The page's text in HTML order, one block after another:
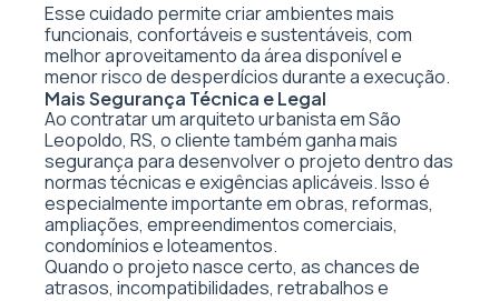
Esse cuidado permite criar ambientes mais
funcionais, confortáveis e sustentáveis, com
melhor aproveitamento da área disponível e
menor risco de desperdícios durante a execução.
Mais Segurança Técnica e Legal
Ao contratar um arquiteto urbanista em São
Leopoldo, RS, o cliente também ganha mais
segurança para desenvolver o projeto dentro das
normas técnicas e exigências aplicáveis. Isso é
especialmente importante em obras, reformas,
ampliações, empreendimentos comerciais,
condomínios e loteamentos.
Quando o projeto nasce certo, as chances de
atrasos, incompatibilidades, retrabalhos e